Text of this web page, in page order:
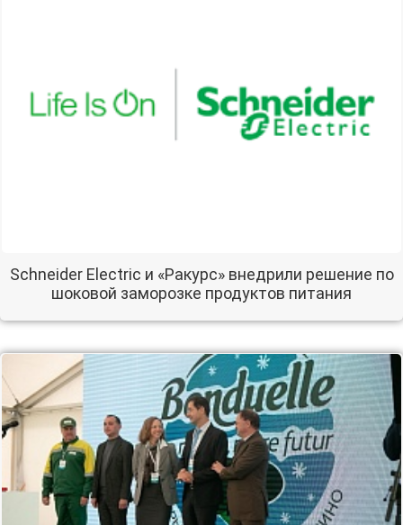
Schneider Electric и «Ракурс» внедрили решение по
шоковой заморозке продуктов питания